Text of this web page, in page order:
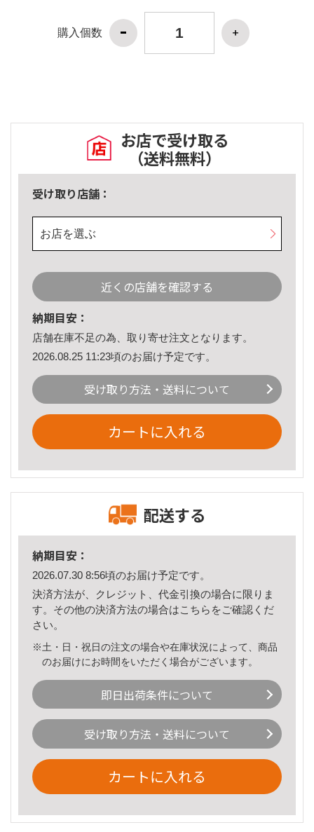
購入個数
お店で受け取る
（送料無料）
受け取り店舗：
お店を選ぶ
近くの店舗を確認する
納期目安：
店舗在庫不足の為、取り寄せ注文となります。
2026.08.25 11:23頃のお届け予定です。
受け取り方法・送料について
カートに入れる
配送する
納期目安：
2026.07.30 8:56頃のお届け予定です。
決済方法が、クレジット、代金引換の場合に限りま
す。その他の決済方法の場合はこちら をご確認くだ
さい。
※土・日・祝日の注文の場合や在庫状況によって、商品
のお届けにお時間をいただく場合がございます。
即日出荷条件について
受け取り方法・送料について
カートに入れる